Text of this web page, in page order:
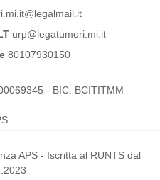
urp@legatumori.mi.it
80107930150
- BIC: BCITITMM
APS - Iscritta al RUNTS dal